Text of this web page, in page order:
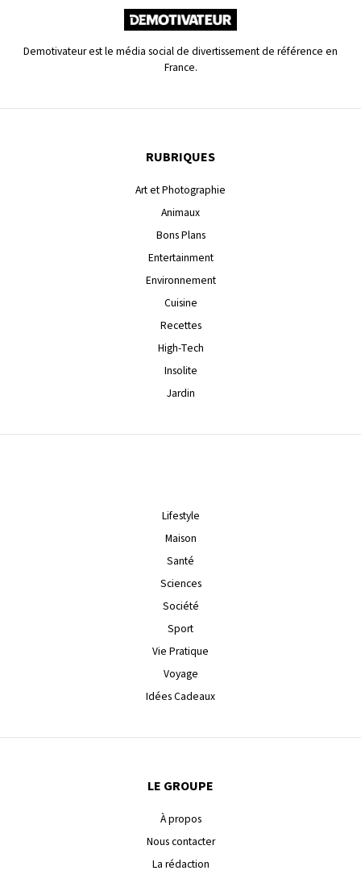
Demotivateur est le média social de divertissement de référence en
France.
RUBRIQUES
Art et Photographie
Animaux
Bons Plans
Entertainment
Environnement
Cuisine
Recettes
High-Tech
Insolite
Jardin
Lifestyle
Maison
Santé
Sciences
Société
Sport
Vie Pratique
Voyage
Idées Cadeaux
LE GROUPE
À propos
Nous contacter
La rédaction